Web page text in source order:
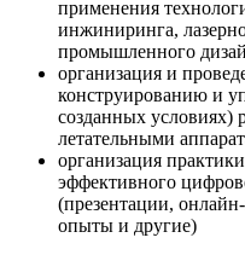
применения
инжиниринга,
промышленного
организация и
конструированию и
созданных условиях)
летательными
организация
эффективного
(презентации,
опыты и другие)